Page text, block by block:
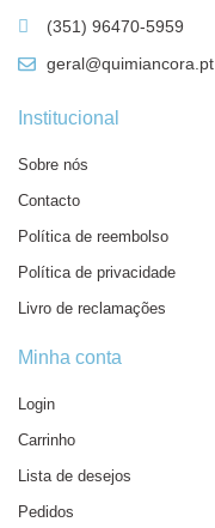
(351) 96470-5959
geral@quimiancora.pt
Institucional
Sobre nós
Contacto
Política de reembolso
Política de privacidade
Livro de reclamações
Minha conta
Login
Carrinho
Lista de desejos
Pedidos